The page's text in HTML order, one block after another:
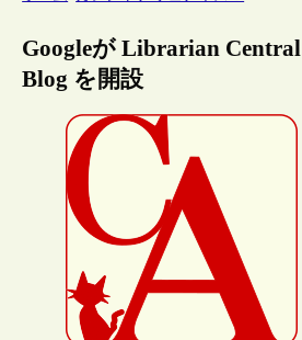
Googleが Librarian Central
Blog を開設